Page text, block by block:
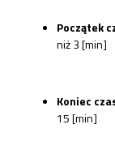
Początek
niż 3 [min]
Koniec
15 [min]